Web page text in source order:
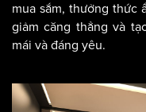
mua sắm, thưởng thức
giảm căng thẳng và
mái và đáng yêu.